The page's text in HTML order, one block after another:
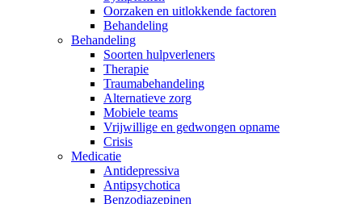
Oorzaken en uitlokkende factoren
Behandeling
Behandeling
Soorten hulpverleners
Therapie
Traumabehandeling
Alternatieve zorg
Mobiele teams
Vrijwillige en gedwongen opname
Crisis
Medicatie
Antidepressiva
Antipsychotica
Benzodiazepinen